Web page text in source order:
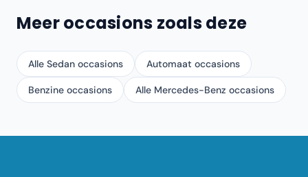
Meer occasions zoals deze
Alle Sedan occasions Automaat occasions
Benzine occasions Alle Mercedes-Benz occasions